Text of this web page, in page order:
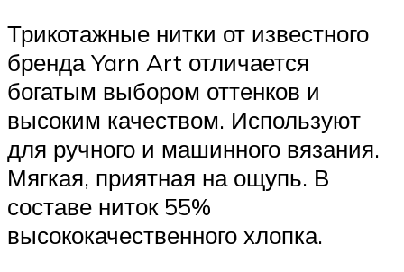
Трикотажные нитки от известного
бренда Yarn Art отличается
богатым выбором оттенков и
высоким качеством. Используют
для ручного и машинного вязания.
Мягкая, приятная на ощупь. В
составе ниток 55%
высококачественного хлопка.